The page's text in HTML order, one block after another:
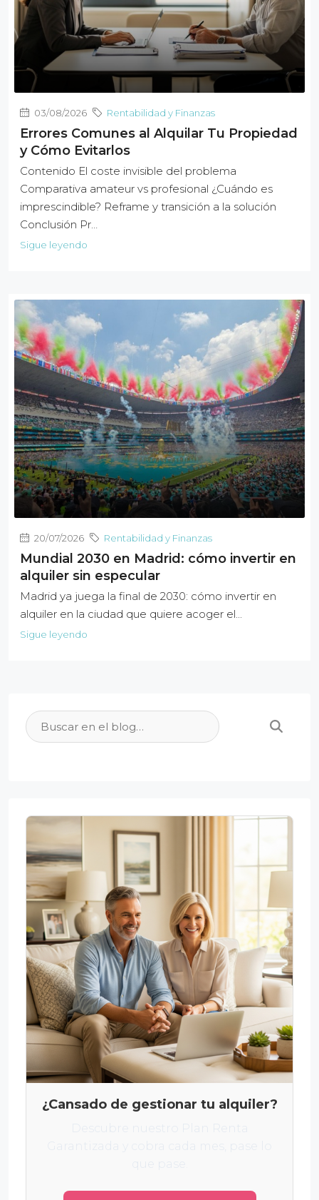
03/08/2026 Rentabilidad y Finanzas
Errores Comunes al Alquilar Tu Propiedad
y Cómo Evitarlos
Contenido El coste invisible del problema
Comparativa amateur vs profesional ¿Cuándo es
imprescindible? Reframe y transición a la solución
Conclusión Pr…
Sigue leyendo
20/07/2026 Rentabilidad y Finanzas
Mundial 2030 en Madrid: cómo invertir en
alquiler sin especular
Madrid ya juega la final de 2030: cómo invertir en
alquiler en la ciudad que quiere acoger el...
Sigue leyendo
¿Cansado de gestionar tu alquiler?